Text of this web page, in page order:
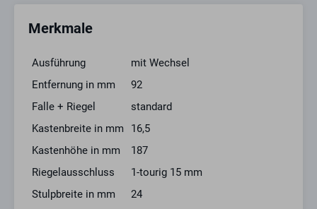
Merkmale
Ausführung
mit Wechsel
Entfernung in mm
92
Falle + Riegel
standard
Kastenbreite in mm
16,5
Kastenhöhe in mm
187
Riegelausschluss
1-tourig 15 mm
Stulpbreite in mm
24